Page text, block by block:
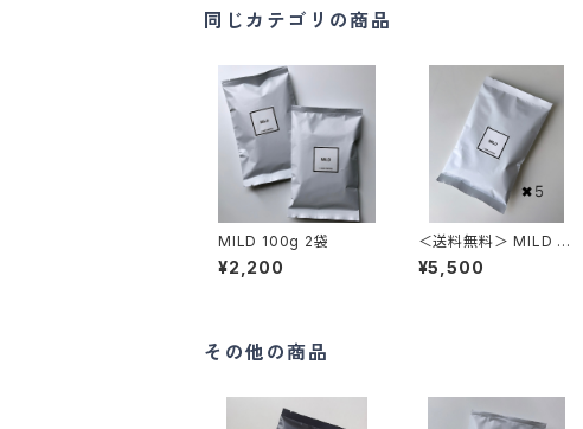
同じカテゴリの商品
MILD 100g 2袋
¥2,200
＜送料無料＞ MILD 10
0g 5袋
¥5,500
その他の商品